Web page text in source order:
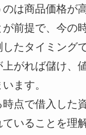
は商品価格が
前提で、今の
たタイミング
がれば儲け、
ます。
点で借入した
いることを理